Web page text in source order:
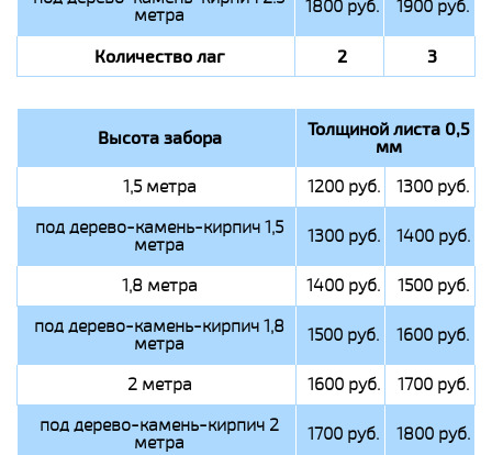
метра 1800 руб. 1900 руб.
Количество лаг 2 3
Высота забора Толщиной листа 0,5
мм
1,5 метра 1200 руб.
1300 руб.
под дерево-камень-кирпич 1,5
метра 1300 руб. 1400 руб.
1,8 метра 1400 руб.
1500 руб.
под дерево-камень-кирпич 1,8
метра 1500 руб. 1600 руб.
2 метра 1600 руб.
1700 руб.
под дерево-камень-кирпич 2
метра 1700 руб. 1800 руб.